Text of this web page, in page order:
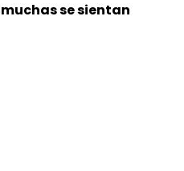
se sientan